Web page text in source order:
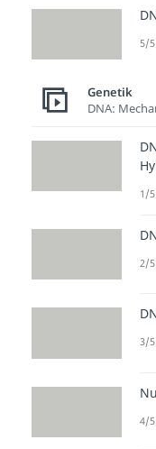
5/
Genetik
DNA:
1/
2/
3/
4/5